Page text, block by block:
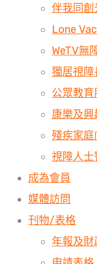
伴我同創
Lone
WeTV無
獨居視
公眾教育
康樂及興
殘疾家
視障人士
成為會員
媒體訪問
刊物/表格
年報及財